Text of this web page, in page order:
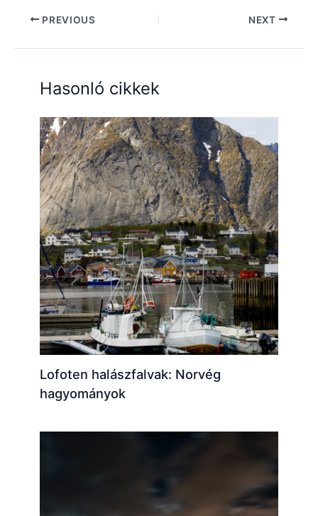
PREVIOUS NEXT
Hasonló cikkek
Lofoten halászfalvak: Norvég
hagyományok